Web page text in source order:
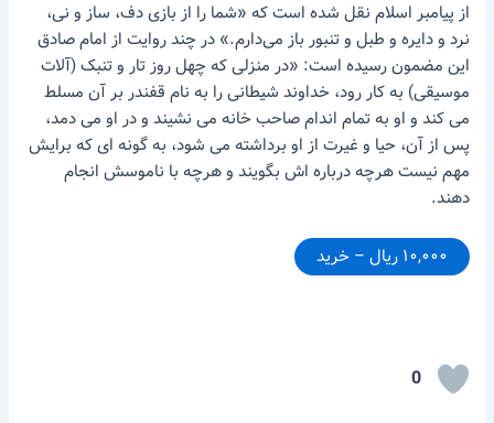
از پیامبر اسلام نقل شده است که «شما را از بازی دف، ساز و نی،
نرد و دایره و طبل و تنبور باز می‌دارم.» در چند روایت از امام صادق
این مضمون رسیده است: «در منزلی که چهل روز تار و تنبک (آلات
موسیقی) به کار رود، خداوند شیطانی را به نام قفندر بر آن مسلط
می کند و او به تمام اندام صاحب خانه می نشیند و در او می دمد،
پس از آن، حیا و غیرت از او برداشته می شود، به گونه ای که برایش
مهم نیست هرچه درباره اش بگویند و هرچه با ناموسش انجام
دهند.
۱۰,۰۰۰ ریال – خرید
0